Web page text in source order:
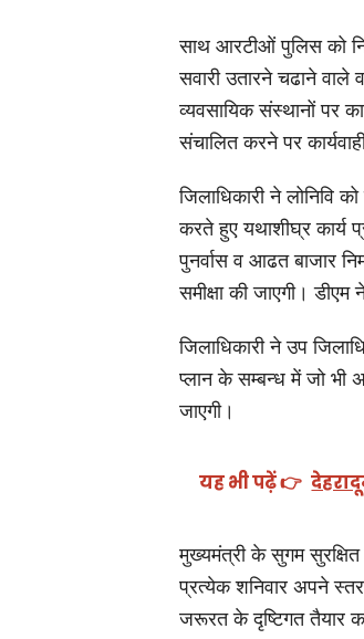
साथ आरटीओं पुलिस को
सवारी उतारने चढाने वाले
व्यवसायिक संस्थानों पर
संचालित करने पर
जिलाधिकारी ने लोनिवि
करते हुए यथाशीघ्र कार्य
पुनर्वास व आढत बाजार
समीक्षा की जाएगी।
जिलाधिकारी ने उप
प्लान के सम्बन्ध में जो भी
जाएगी।
यह भी पढ़ें 👉
मुख्यमंत्री के सुगम
प्रत्येक शनिवार अपने स्तर
जरूरत के दृष्टिगत तैयार